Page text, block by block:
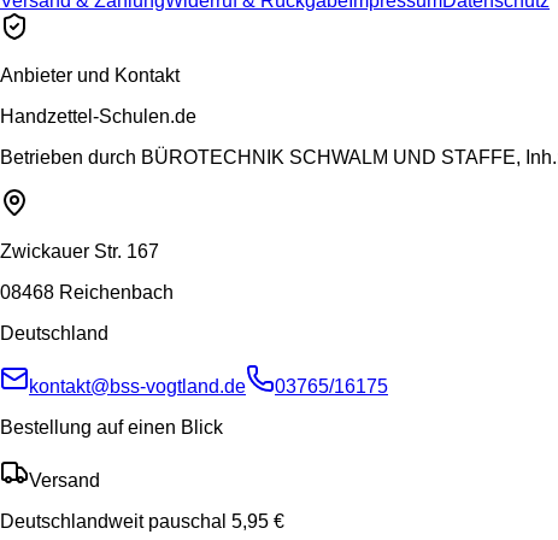
Anbieter und Kontakt
Handzettel-Schulen.de
Betrieben durch BÜROTECHNIK SCHWALM UND STAFFE,
Zwickauer Str. 167
08468 Reichenbach
Deutschland
kontakt@bss-vogtland.de
03765/16175
Bestellung auf einen Blick
Versand
Deutschlandweit pauschal 5,95 €